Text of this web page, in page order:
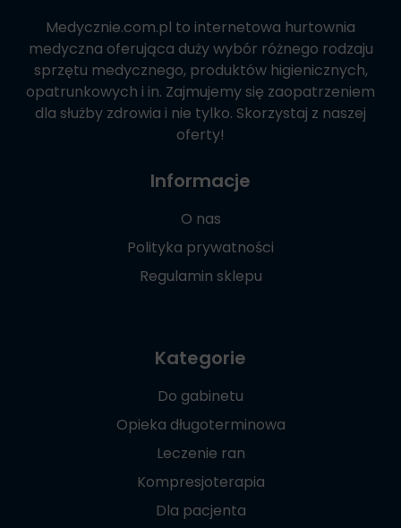
Medycznie.com.pl to internetowa hurtownia
medyczna oferująca duży wybór różnego rodzaju
sprzętu medycznego, produktów higienicznych,
opatrunkowych i in. Zajmujemy się zaopatrzeniem
dla służby zdrowia i nie tylko. Skorzystaj z naszej
oferty!
Informacje
O nas
Polityka prywatności
Regulamin sklepu
Kategorie
Do gabinetu
Opieka długoterminowa
Leczenie ran
Kompresjoterapia
Dla pacjenta